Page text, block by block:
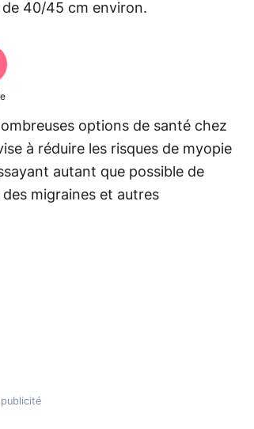
40/45 cm environ.
options de santé chez
à réduire les risques de myopie
autant que possible de
migraines et autres